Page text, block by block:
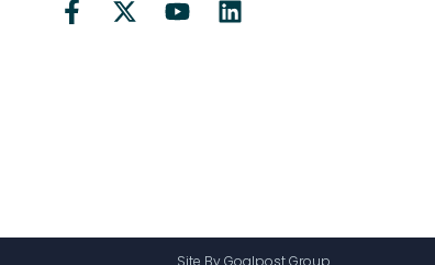
Site By Goalpost Group